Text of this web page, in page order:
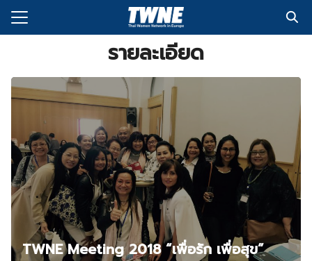
Skip
เรา
รา
รายละเอียด
TWNE Meeting 2018 “เพื่อรัก เพื่อสุข”